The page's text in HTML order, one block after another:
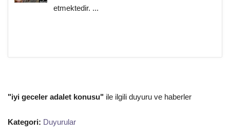
etmektedir. ...
"iyi geceler adalet konusu" ile ilgili duyuru ve haberler
Kategori: Duyurular